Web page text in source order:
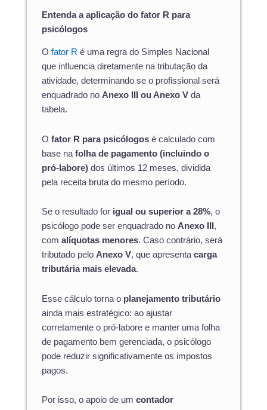
Entenda a aplicação do fator R para
psicólogos
O fator R é uma regra do Simples Nacional
que influencia diretamente na tributação da
atividade, determinando se o profissional será
enquadrado no Anexo III ou Anexo V da
tabela.
O fator R para psicólogos é calculado com
base na folha de pagamento (incluindo o
pró-labore) dos últimos 12 meses, dividida
pela receita bruta do mesmo período.
Se o resultado for igual ou superior a 28%, o
psicólogo pode ser enquadrado no Anexo III ,
com alíquotas menores. Caso contrário, será
tributado pelo Anexo V, que apresenta carga
tributária mais elevada.
Esse cálculo torna o planejamento tributário
ainda mais estratégico: ao ajustar
corretamente o pró-labore e manter uma folha
de pagamento bem gerenciada, o psicólogo
pode reduzir significativamente os impostos
pagos.
Por isso, o apoio de um contador